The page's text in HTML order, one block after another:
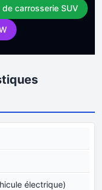
de carrosserie SUV
électrique)